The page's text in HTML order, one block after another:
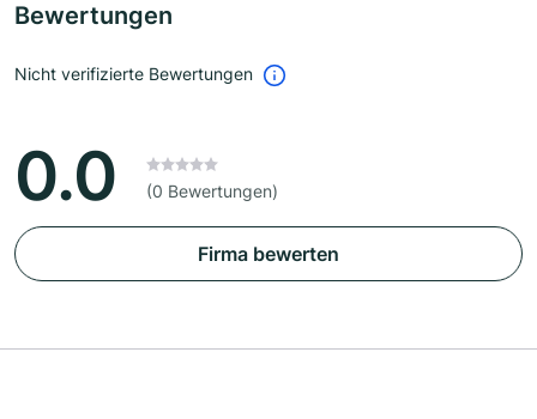
Bewertungen
Nicht verifizierte Bewertungen
0.0 (0 Bewertungen)
Firma bewerten